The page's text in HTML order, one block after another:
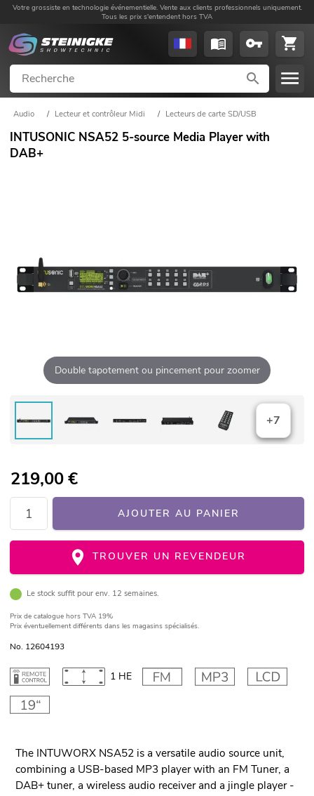
Votre grossiste en technologie événementielle. Vente aux clients professionnels uniquement.
Tous les prix s'entendent hors TVA
Audio / Lecteur et contrôleur Midi / Lecteurs de carte SD/USB
INTUSONIC NSA52 5-source Media Player with
DAB+
Double tapotement ou pincement pour zoomer
+7
219,00€
AJOUTER AU PANIER
TROUVER UN REVENDEUR
Le stock suffit pour env. 12 semaines.
Prix de catalogue hors TVA 19%
Prix éventuellement différents dans les magasins spécialisés.
No. 12604193
1 HE
The INTUWORX NSA52 is a versatile audio source unit,
combining a USB-based MP3 player with an FM Tuner, a
DAB+ tuner, a wireless audio receiver and a jingle player -